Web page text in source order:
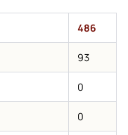
486
93
0
0